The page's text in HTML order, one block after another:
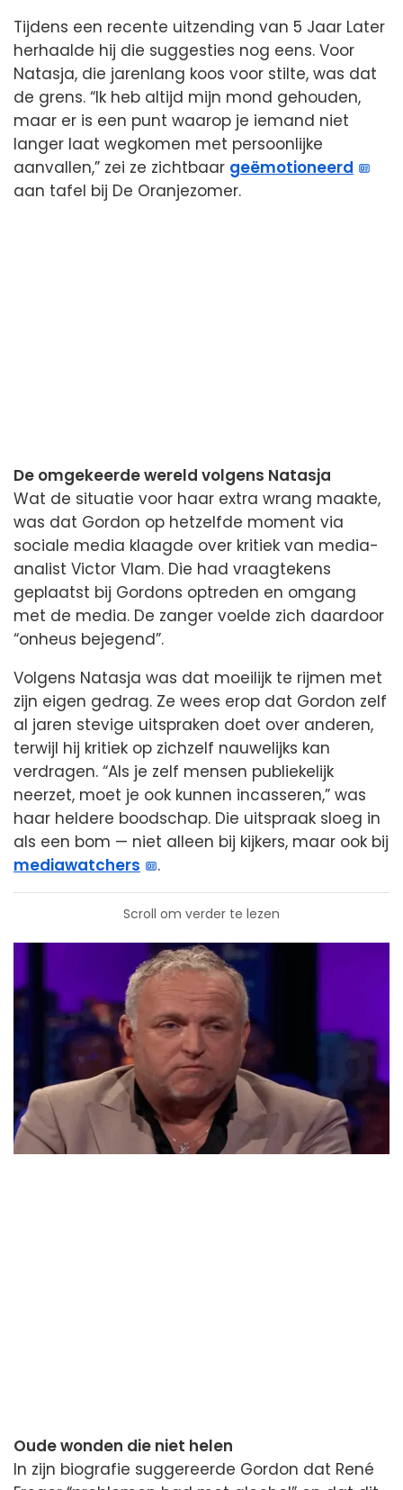
Tijdens een recente uitzending van 5 Jaar Later
herhaalde hij die suggesties nog eens. Voor
Natasja, die jarenlang koos voor stilte, was dat
de grens. “Ik heb altijd mijn mond gehouden,
maar er is een punt waarop je iemand niet
langer laat wegkomen met persoonlijke
aanvallen,” zei ze zichtbaar geëmotioneerd
aan tafel bij De Oranjezomer.
De omgekeerde wereld volgens Natasja
Wat de situatie voor haar extra wrang maakte,
was dat Gordon op hetzelfde moment via
sociale media klaagde over kritiek van media-
analist Victor Vlam. Die had vraagtekens
geplaatst bij Gordons optreden en omgang
met de media. De zanger voelde zich daardoor
“onheus bejegend”.
Volgens Natasja was dat moeilijk te rijmen met
zijn eigen gedrag. Ze wees erop dat Gordon zelf
al jaren stevige uitspraken doet over anderen,
terwijl hij kritiek op zichzelf nauwelijks kan
verdragen. “Als je zelf mensen publiekelijk
neerzet, moet je ook kunnen incasseren,” was
haar heldere boodschap. Die uitspraak sloeg in
als een bom — niet alleen bij kijkers, maar ook bij
mediawatchers
.
Scroll om verder te lezen
Oude wonden die niet helen
In zijn biografie suggereerde Gordon dat René